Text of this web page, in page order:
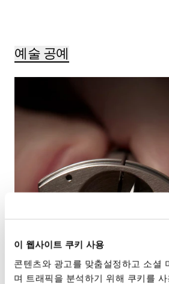
이 웹사이트 쿠키 사용
콘텐츠와 광고를 맞춤설정하고 소셜
며 트래픽을 분석하기 위해 쿠키를
예술 공예